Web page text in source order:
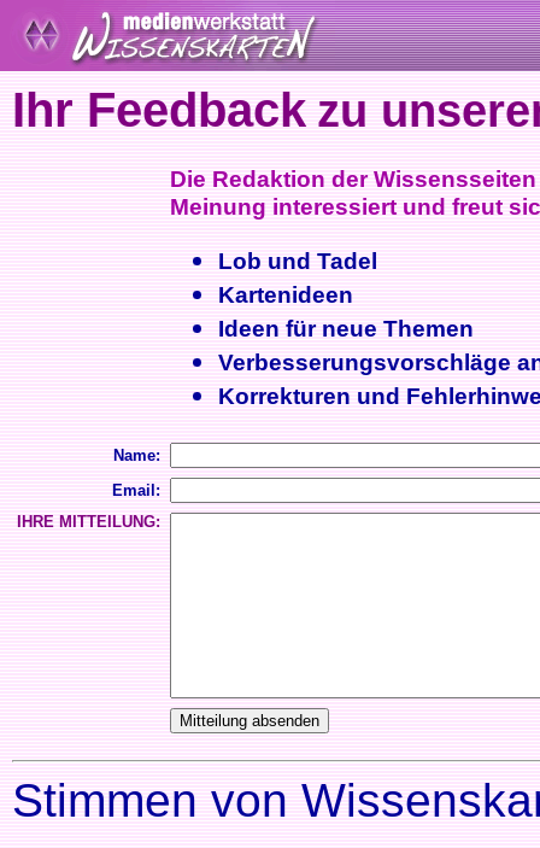
Ihr Feedback zu
Die Redaktion der
Meinung interessiert und freut
Lob und Tadel
Kartenideen
Ideen für neue Themen
Verbesserungsvorschläge
Korrekturen und
Name:
Email:
IHRE MITTEILUNG:
Stimmen von